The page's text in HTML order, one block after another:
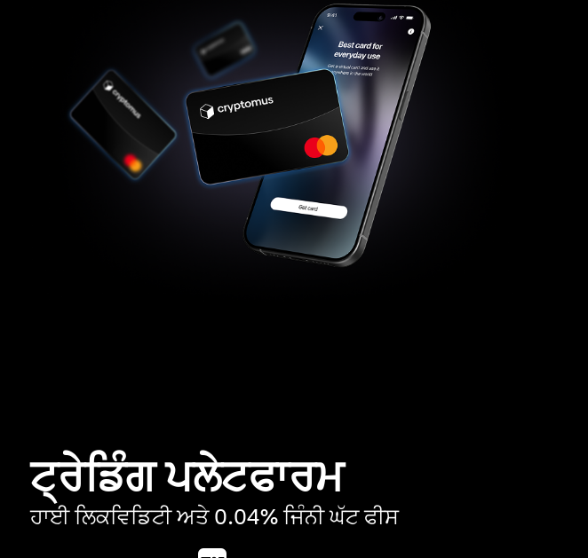
ਟ੍ਰੇਡਿੰਗ ਪਲੇਟਫਾਰਮ
ਹਾਈ ਲਿਕਵਿਡਿਟੀ ਅਤੇ 0.04% ਜਿੰਨੀ ਘੱਟ ਫੀਸ